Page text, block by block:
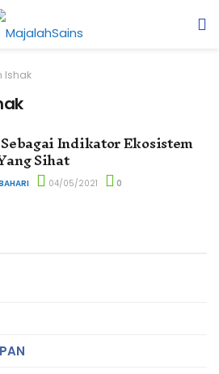
Ishak
Indikator Ekosistem
Sihat
04/05/2021 0